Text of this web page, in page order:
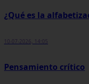
¿Qué es la
10-07-2026, 14:05
Pensamiento crítico